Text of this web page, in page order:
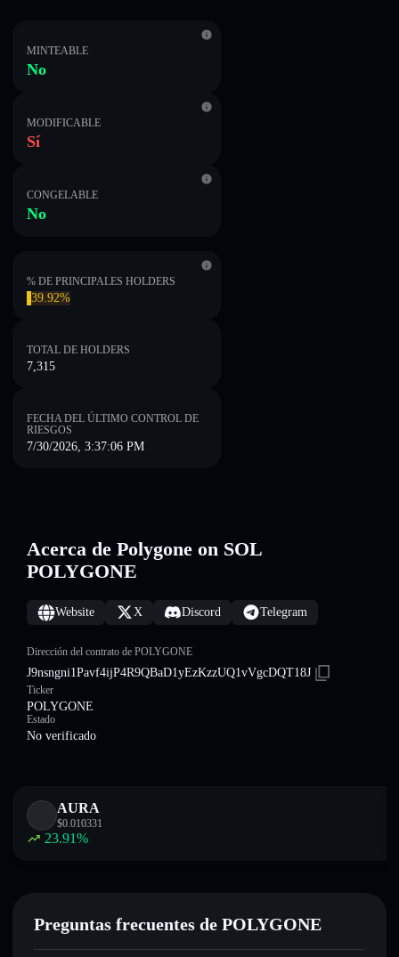
MINTEABLE
No
MODIFICABLE
Sí
CONGELABLE
No
% DE PRINCIPALES HOLDERS
39.92%
TOTAL DE HOLDERS
7,315
FECHA DEL ÚLTIMO CONTROL DE
RIESGOS
7/30/2026, 3:37:06 PM
Acerca de Polygone on SOL
POLYGONE
Website X Discord Telegram
Dirección del contrato de POLYGONE
J9nsngni1Pavf4ijP4R9QBaD1yEzKzzUQ1vVgcDQT18J
Ticker
POLYGONE
Estado
No verificado
AURA
$0.010331
23.91%
Preguntas frecuentes de POLYGONE